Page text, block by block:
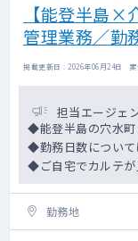
【能登半島×
管理業務／勤
掲載更新日 : 2026年06月24日
担当エージェ
◆能登半島の穴水町
◆勤務日数について
◆ご自宅でカルテが
勤務地